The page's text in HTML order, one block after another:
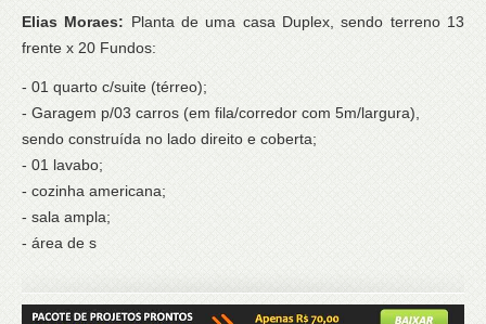
Elias Moraes:Planta de uma casa Duplex, sendo terreno 13
frente x 20 Fundos:
- 01 quarto c/suite (térreo);
- Garagem p/03 carros (em fila/corredor com 5m/largura),
sendo construída no lado direito e coberta;
- 01 lavabo;
- cozinha americana;
- sala ampla;
- área de s